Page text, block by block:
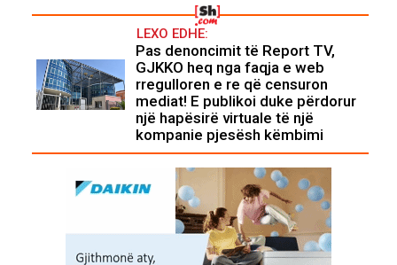
LEXO EDHE:
Pas denoncimit të Report TV,
GJKKO heq nga faqja e web
rregulloren e re që censuron
mediat! E publikoi duke përdorur
një hapësirë virtuale të një
kompanie pjesësh këmbimi